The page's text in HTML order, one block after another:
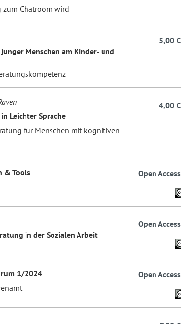
zum Chatroom wird
Menschen am Kinder- und
5,00 €
Leichter Sprache
für Menschen mit kognitiven
4,00 €
& Tools Open Access
in der Sozialen Arbeit
Open Access
1/2024
Open Access